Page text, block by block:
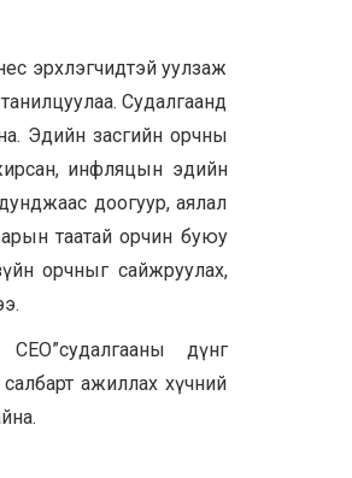
эрхлэгчидтэй уулзаж
Судалгаанд
Эдийн засгийн орчны
инфляцын эдийн
доогуур, аялал
таатай орчин буюу
орчныг сайжруулах,
дүнг
ажиллах хүчний